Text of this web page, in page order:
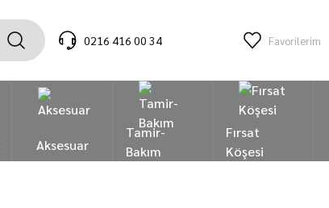
0216 416 00 34 Favorilerim
Aksesuar
Tamir-
Bakım
Fırsat
Köşesi